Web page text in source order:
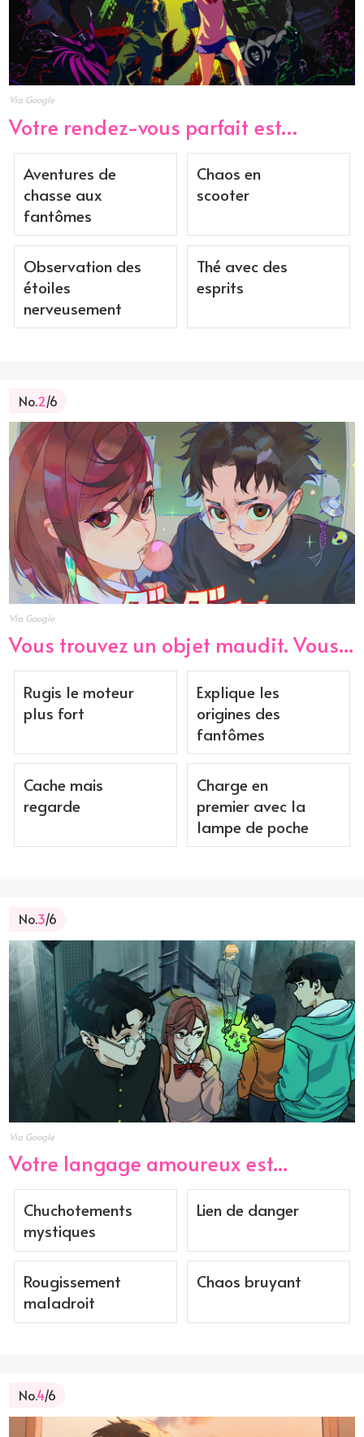
Via Google
Votre rendez-vous parfait est…
Aventures de
chasse aux
fantômes
Chaos en
scooter
Observation des
étoiles
nerveusement
Thé avec des
esprits
No.2/6
Via Google
Vous trouvez un objet maudit. Vous...
Rugis le moteur
plus fort
Explique les
origines des
fantômes
Cache mais
regarde
Charge en
premier avec la
lampe de poche
No.3/6
Via Google
Votre langage amoureux est...
Chuchotements
mystiques
Lien de danger
Rougissement
maladroit
Chaos bruyant
No.4/6